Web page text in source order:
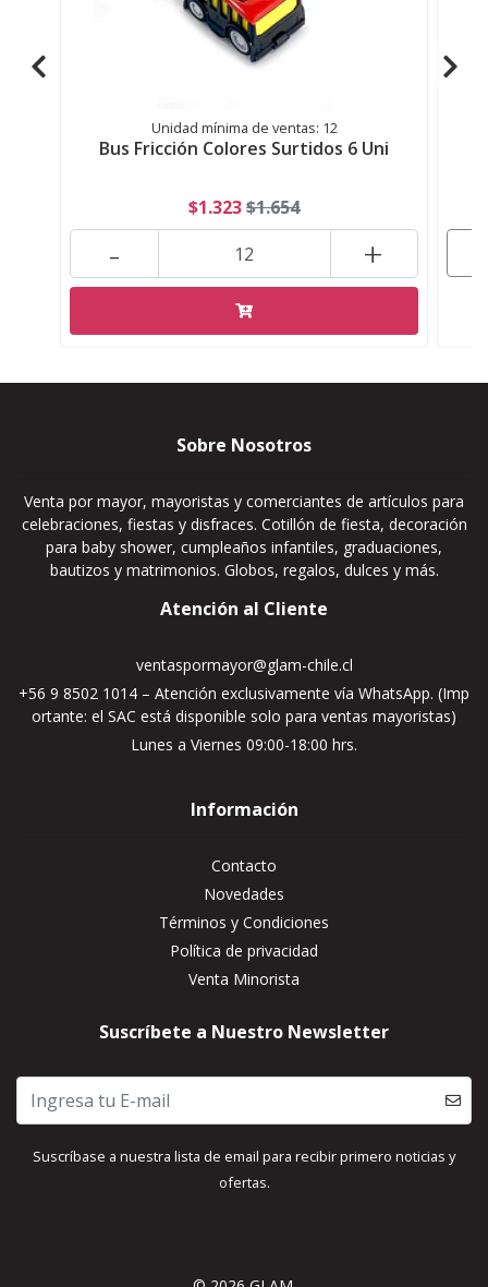
Unidad mínima de ventas: 12
Bus Fricción Colores Surtidos 6 Uni
$1.323$1.654
+
-
Sobre Nosotros
Venta por mayor, mayoristas y comerciantes de artículos para
celebraciones, fiestas y disfraces. Cotillón de fiesta, decoración
para baby shower, cumpleaños infantiles, graduaciones,
bautizos y matrimonios. Globos, regalos, dulces y más.
Atención al Cliente
ventaspormayor@glam-chile.cl
+56 9 8502 1014 – Atención exclusivamente vía WhatsApp. (Imp
ortante: el SAC está disponible solo para ventas mayoristas)
Lunes a Viernes 09:00-18:00 hrs.
Información
Contacto
Novedades
Términos y Condiciones
Política de privacidad
Venta Minorista
Suscríbete a Nuestro Newsletter
Suscríbase a nuestra lista de email para recibir primero noticias y
ofertas.